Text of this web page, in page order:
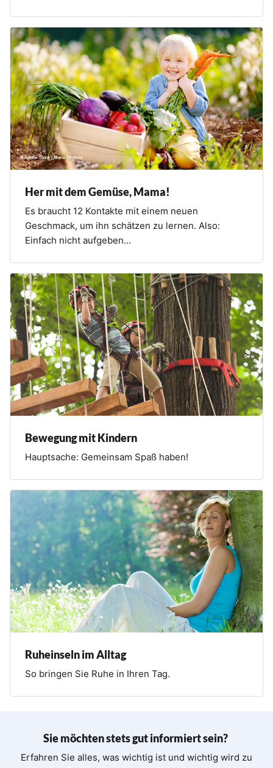
Her mit dem Gemüse, Mama!
Es braucht 12 Kontakte mit einem neuen
Geschmack, um ihn schätzen zu lernen. Also:
Einfach nicht aufgeben...
Bewegung mit Kindern
Hauptsache: Gemeinsam Spaß haben!
Ruheinseln im Alltag
So bringen Sie Ruhe in Ihren Tag.
Sie möchten stets gut informiert sein?
Erfahren Sie alles, was wichtig ist und wichtig wird zu